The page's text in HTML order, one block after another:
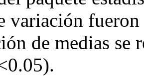
variación
de medias se